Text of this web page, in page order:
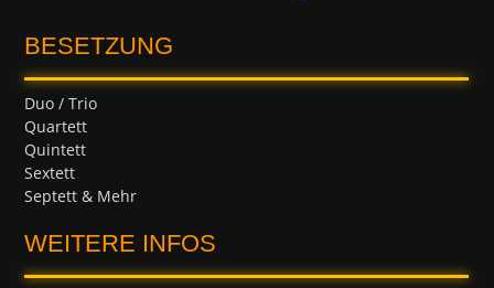
BESETZUNG
Duo / Trio
Quartett
Quintett
Sextett
Septett & Mehr
WEITERE INFOS